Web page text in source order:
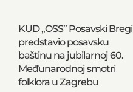
KUD „OSS” Posavski Bregi
predstavio posavsku
baštinu na jubilarnoj 60.
Međunarodnoj smotri
folklora u Zagrebu